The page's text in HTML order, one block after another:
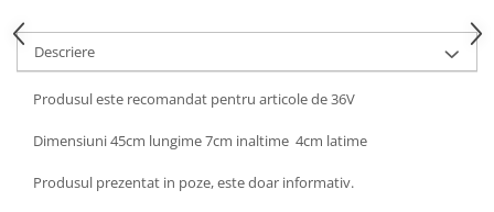
Descriere
Produsul este recomandat pentru articole de 36V
Dimensiuni 45cm lungime 7cm inaltime 4cm latime
Produsul prezentat in poze, este doar informativ.